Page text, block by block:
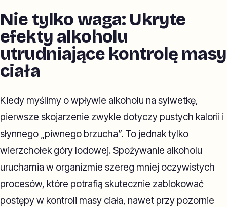
Nie tylko waga: Ukryte
efekty alkoholu
utrudniające kontrolę masy
ciała
Kiedy myślimy o wpływie alkoholu na sylwetkę,
pierwsze skojarzenie zwykle dotyczy pustych kalorii i
słynnego „piwnego brzucha”. To jednak tylko
wierzchołek góry lodowej. Spożywanie alkoholu
uruchamia w organizmie szereg mniej oczywistych
procesów, które potrafią skutecznie zablokować
postępy w kontroli masy ciała, nawet przy pozornie